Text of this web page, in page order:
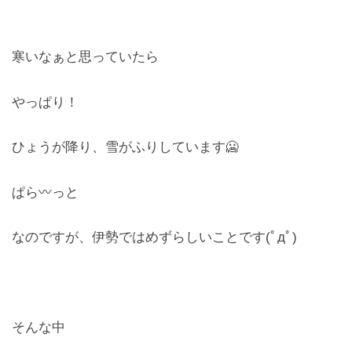
サービス
Service
フレーム
Lens
キッズ
寒いなぁと思っていたら
やっぱり！
ひょうが降り、雪がふりしています🥶
ぱら〰っと
なのですが、伊勢ではめずらしいことです(ﾟдﾟ)
そんな中